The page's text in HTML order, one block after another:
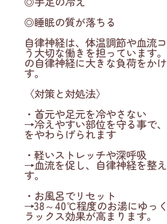
◎睡眠の質が落ちる
自律神経は、体温調節や血流
う大切な働きを担っています
の自律神経に大きな負荷をか
す。
〈対策と対処法〉
・首元や足元を冷やさない
→冷えやすい部位を守る事で
をやわらげられます
・軽いストレッチや深呼吸
→血流を促し、自律神経を整
す。
・お風呂でリセット
→38～40℃程度のお湯にゆっ
ラックス効果が高まります。